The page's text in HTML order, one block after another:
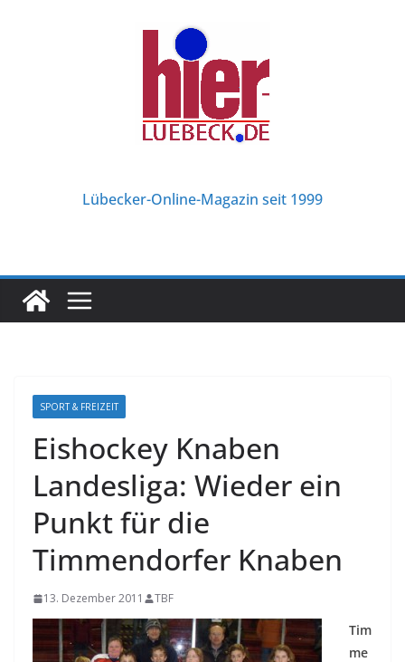
Lübecker-Online-Magazin seit 1999
SPORT & FREIZEIT
Eishockey Knaben
Landesliga: Wieder ein
Punkt für die
Timmendorfer Knaben
13. Dezember 2011 TBF
Tim
me